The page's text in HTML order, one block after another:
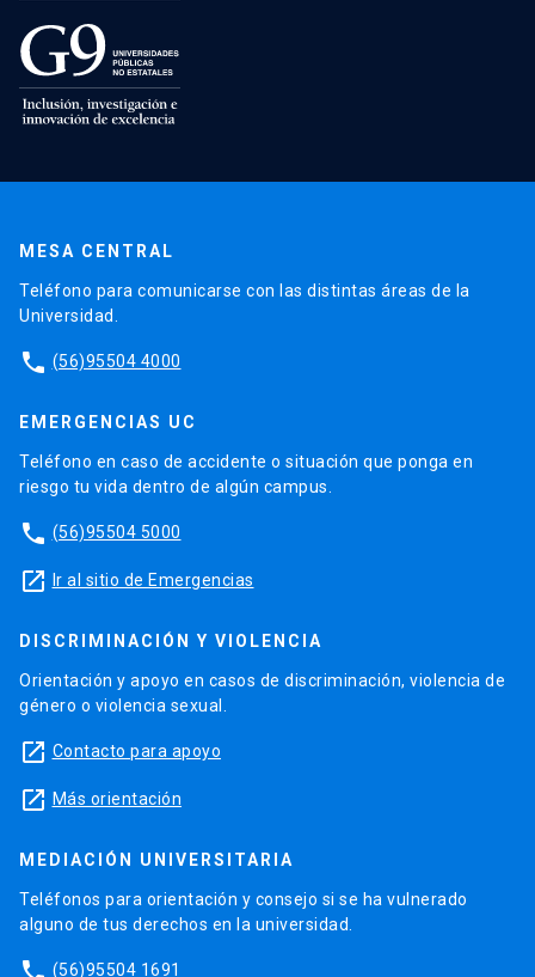
MESA CENTRAL
Teléfono para comunicarse con las distintas áreas de la
Universidad.
phone (56)95504 4000
EMERGENCIAS UC
Teléfono en caso de accidente o situación que ponga en
riesgo tu vida dentro de algún campus.
phone (56)95504 5000
launch Ir al sitio de Emergencias
DISCRIMINACIÓN Y VIOLENCIA
Orientación y apoyo en casos de discriminación, violencia de
género o violencia sexual.
launch Contacto para apoyo
launch Más orientación
MEDIACIÓN UNIVERSITARIA
Teléfonos para orientación y consejo si se ha vulnerado
alguno de tus derechos en la universidad.
(56)95504 1691